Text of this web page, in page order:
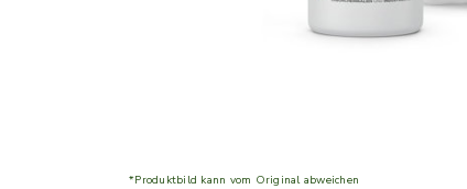
*Produktbild kann vom Original abweichen